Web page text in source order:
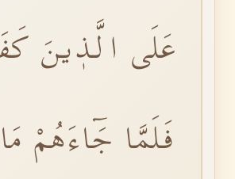
عَلَى الَّذٖينَ
فَلَمَّا جَٓاءَهُمْ مَا